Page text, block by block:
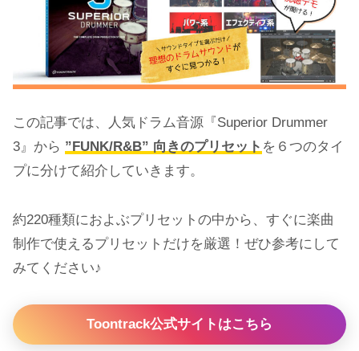
この記事では、人気ドラム音源『Superior Drummer
3』から ”FUNK/R&B” 向きのプリセット を６つのタイ
プに分けて紹介していきます。
約220種類におよぶプリセットの中から、すぐに楽曲
制作で使えるプリセットだけを厳選！ぜひ参考にして
みてください♪
Toontrack公式サイトはこちら